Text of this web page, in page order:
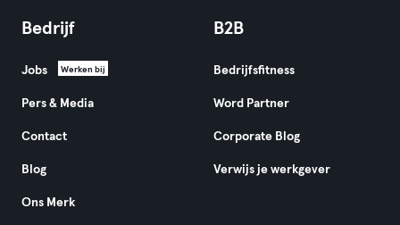
Bedrijf
Jobs Werken bij
Pers & Media
Contact
Blog
Ons Merk
B2B
Bedrijfsfitness
Word Partner
Corporate Blog
Verwijs je werkgever